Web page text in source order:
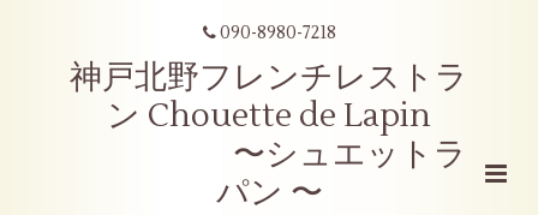
090-8980-7218
神戸北野フレンチレストラ
ン Chouette de Lapin
〜シュエットラ
パン 〜